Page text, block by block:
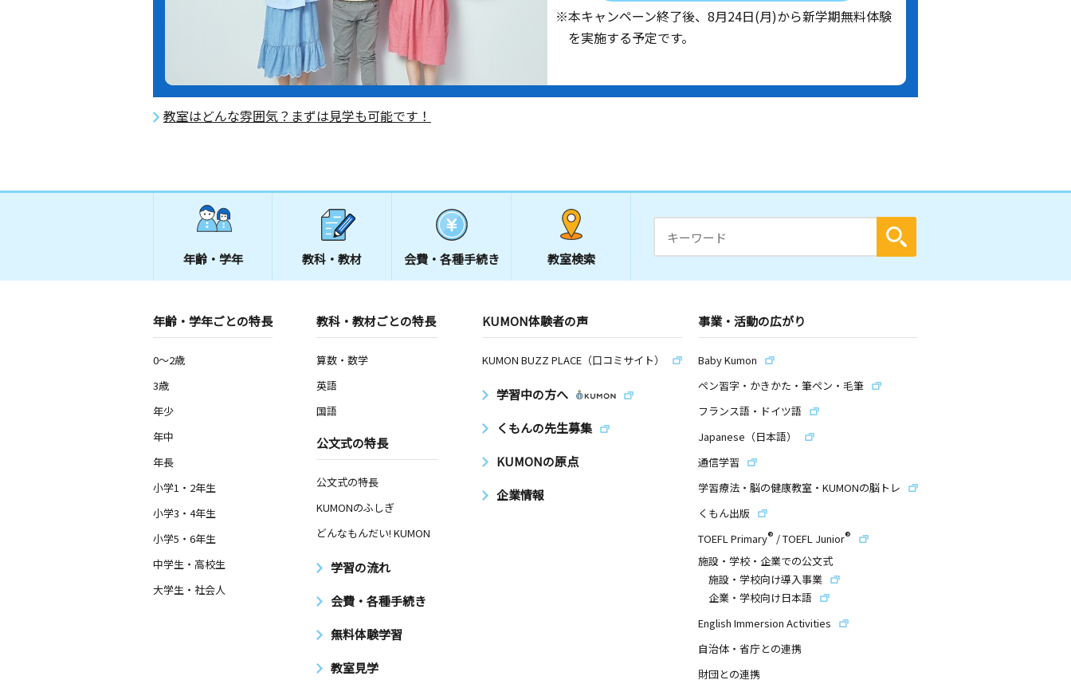
※本キャンペーン終了後、 8月24日(月)から新学期無料体験
を実施する予定です。
教室はどんな雰囲気？まずは見学も可能です！
年齢・学年 教科・教材 会費・ 各種手続き 教室検索
年齢・学年ごとの特長
0～2歳
3歳
年少
年中
年長
小学1・2年生
小学3・4年生
小学5・6年生
中学生・高校生
大学生・社会人
教科・教材ごとの特長
算数・数学
英語
国語
公文式の特長
公文式の特長
KUMONのふしぎ
どんなもんだい! KUMON
学習の流れ
会費・各種手続き
無料体験学習
教室見学
KUMON体験者の声
KUMON BUZZ PLACE（口コミサイト）
学習中の方へ
くもんの先生募集
KUMONの原点
企業情報
事業・活動の広がり
Baby Kumon
ペン習字・かきかた・筆ペン・毛筆
フランス語・ドイツ語
Japanese（日本語）
通信学習
学習療法・脳の健康教室・KUMONの脳トレ
くもん出版
TOEFL Primary® /TOEFL Junior®
施設・学校・企業での公文式
施設・学校向け導入事業
企業・学校向け日本語
English Immersion Activities
自治体・省庁との連携
財団との連携